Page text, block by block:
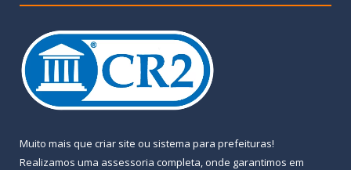
Muito mais que criar site ou sistema para prefeituras!
Realizamos uma assessoria completa, onde garantimos em